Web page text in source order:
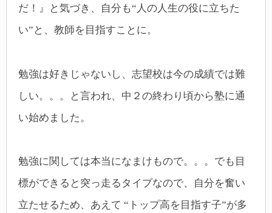
だ！』と気づき、自分も“人の人生の役に立ちた
い”と、教師を目指すことに。
勉強は好きじゃないし、志望校は今の成績では難
しい。。。と言われ、中２の終わり頃から塾に通
い始めました。
勉強に関しては本当になまけもので。。。でも目
標ができると突っ走るタイプなので、自分を奮い
立たせるため、あえて “トップ高を目指す子”が多